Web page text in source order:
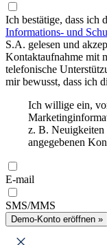
Ich bestätige, dass ich
Informations- und
S.A. gelesen und
Kontaktaufnahme mit
telefonische
mir bewusst, dass ich
Ich willige ein,
z. B. Neuigkeiten
angegebenen
E-mail
SMS/MMS
Demo-Konto eröffnen »